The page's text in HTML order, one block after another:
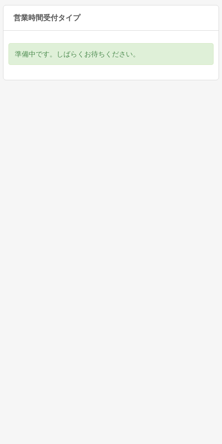
営業時間受付タイプ
準備中です。しばらくお待ちください。